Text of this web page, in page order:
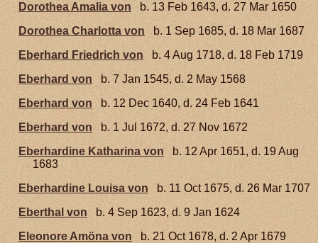
Dorothea Amalia von
b. 13 Feb 1643, d. 27 Mar 1650
Dorothea Charlotta von
b. 1 Sep 1685, d. 18 Mar 1687
Eberhard Friedrich von
b. 4 Aug 1718, d. 18 Feb 1719
Eberhard von
b. 7 Jan 1545, d. 2 May 1568
Eberhard von
b. 12 Dec 1640, d. 24 Feb 1641
Eberhard von
b. 1 Jul 1672, d. 27 Nov 1672
Eberhardine Katharina von b. 12 Apr 1651, d. 19 Aug
1683
Eberhardine Louisa von
b. 11 Oct 1675, d. 26 Mar 1707
Eberthal von
b. 4 Sep 1623, d. 9 Jan 1624
Eleonore Amöna von
b. 21 Oct 1678, d. 2 Apr 1679